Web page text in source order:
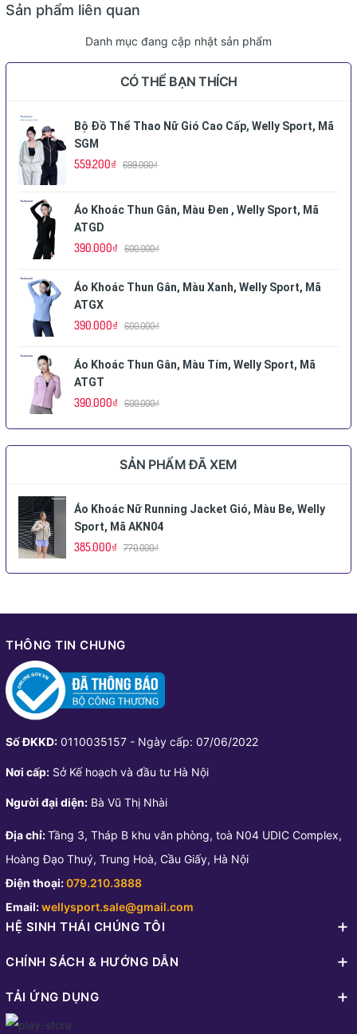
Sản phẩm liên quan
Danh mục đang cập nhật sản phẩm
CÓ THỂ BẠN THÍCH
Bộ Đồ Thể Thao Nữ Gió Cao Cấp, Welly Sport, Mã
SGM
559.200₫ 699.000₫
Áo Khoác Thun Gân, Màu Đen , Welly Sport, Mã
ATGD
390.000₫ 600.000₫
Áo Khoác Thun Gân, Màu Xanh, Welly Sport, Mã
ATGX
390.000₫ 600.000₫
Áo Khoác Thun Gân, Màu Tím, Welly Sport, Mã
ATGT
390.000₫ 600.000₫
SẢN PHẨM ĐÃ XEM
Áo Khoác Nữ Running Jacket Gió, Màu Be, Welly
Sport, Mã AKN04
385.000₫ 770.000₫
THÔNG TIN CHUNG
Số ĐKKD: 0110035157 - Ngày cấp: 07/06/2022
Nơi cấp: Sở Kế hoạch và đầu tư Hà Nội
Người đại diện: Bà Vũ Thị Nhài
Địa chỉ:Tầng 3, Tháp B khu văn phòng, toà N04 UDIC Complex,
Hoàng Đạo Thuý, Trung Hoà, Cầu Giấy, Hà Nội
Điện thoại:079.210.3888
Email:wellysport.sale@gmail.com
HỆ SINH THÁI CHÚNG TÔI
CHÍNH SÁCH & HƯỚNG DẪN
TẢI ỨNG DỤNG